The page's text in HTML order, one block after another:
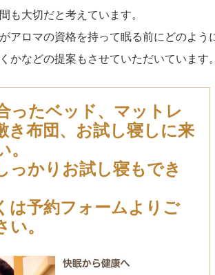
も大切だと考えています。
アロマの資格を持って眠る前にどのよう
かなどの提案もさせていただいています
ったベッド、マットレ
き布団、お試し寝しに来
。
っかりお試し寝もでき
は予約フォームよりご
い。